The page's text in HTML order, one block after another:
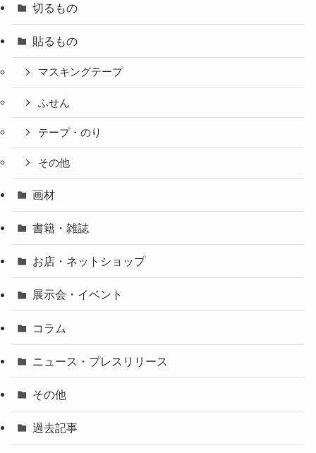
切るもの
貼るもの
マスキングテープ
ふせん
テープ・のり
その他
画材
書籍・雑誌
お店・ネットショップ
展示会・イベント
コラム
ニュース・プレスリリース
その他
過去記事